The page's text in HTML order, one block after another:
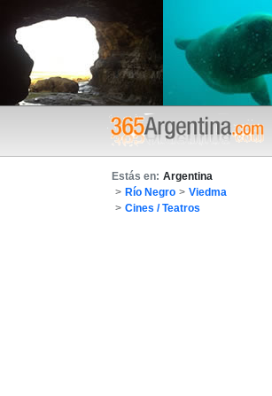
Estás en: Argentina
> Río Negro > Viedma
> Cines / Teatros